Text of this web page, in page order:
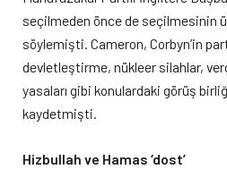
seçilmeden önce de seçilmesinin
söylemişti. Cameron, Corbyn’in
devletleştirme, nükleer silahlar,
yasaları gibi konulardaki görüş
kaydetmişti.
Hizbullah ve Hamas ‘dost’